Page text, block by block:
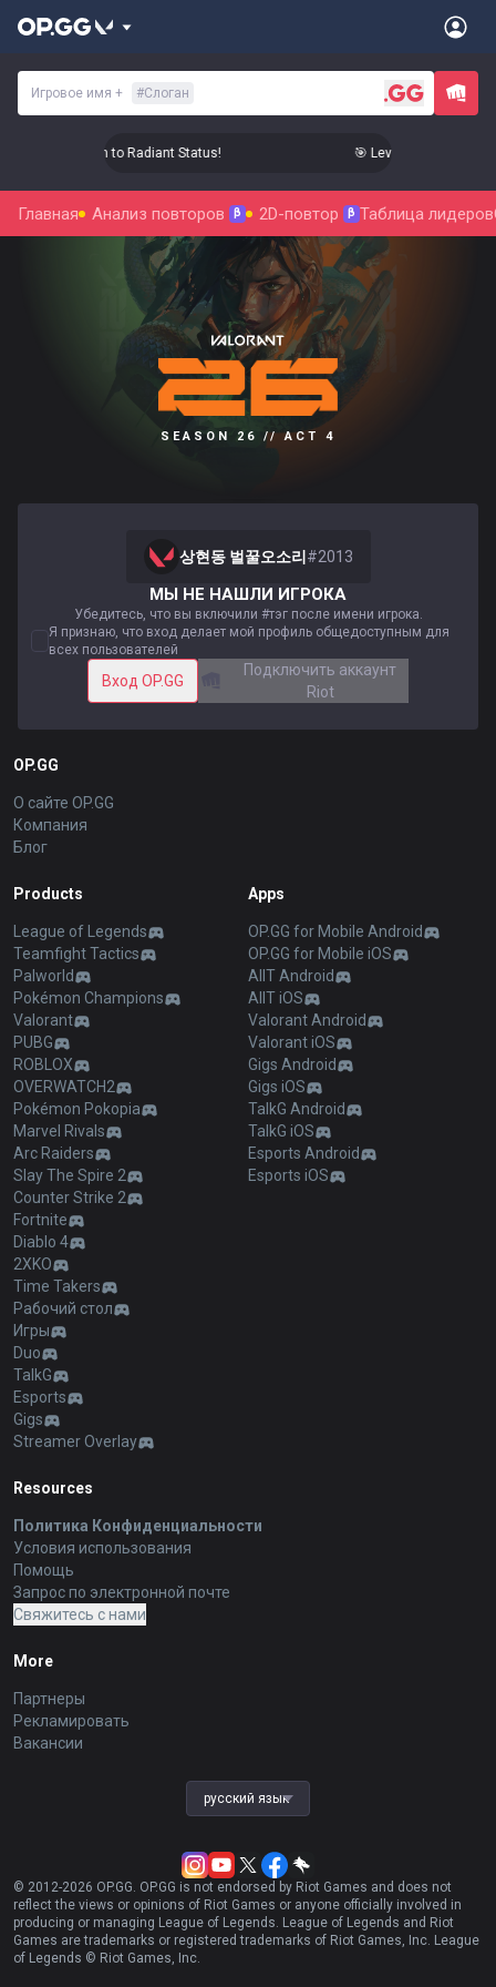
Игровое имя + #Слоган
Up Your Aim to Radiant Status! 🎯 Level Up Your Aim
Главная Анализ повторов β 2D-повтор β Таблица лидеров
SEASON 26 // ACT 4
상현동 벌꿀오소리 #2013
МЫ НЕ НАШЛИ ИГРОКА
Убедитесь, что вы включили #тэг после имени игрока.
Я признаю, что вход делает мой профиль общедоступным для
всех пользователей
Вход OP.GG
Подключить аккаунт
Riot
OP.GG
О сайте OP.GG
Компания
Блог
Products
League of Legends
Teamfight Tactics
Palworld
Pokémon Champions
Valorant
PUBG
ROBLOX
OVERWATCH2
Pokémon Pokopia
Marvel Rivals
Arc Raiders
Slay The Spire 2
Counter Strike 2
Fortnite
Diablo 4
2XKO
Time Takers
Рабочий стол
Игры
Duo
TalkG
Esports
Gigs
Streamer Overlay
Apps
OP.GG for Mobile Android
OP.GG for Mobile iOS
AllT Android
AllT iOS
Valorant Android
Valorant iOS
Gigs Android
Gigs iOS
TalkG Android
TalkG iOS
Esports Android
Esports iOS
Resources
Политика Конфиденциальности
Условия использования
Помощь
Запрос по электронной почте
Свяжитесь с нами
More
Партнеры
Рекламировать
Вакансии
русский язык
© 2012-2026 OP.GG. OP.GG is not endorsed by Riot Games and does not
reflect the views or opinions of Riot Games or anyone officially involved in
producing or managing League of Legends. League of Legends and Riot
Games are trademarks or registered trademarks of Riot Games, Inc. League
of Legends © Riot Games, Inc.